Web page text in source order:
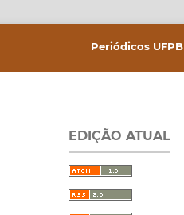
Periódicos UFPB
EDIÇÃO ATUAL